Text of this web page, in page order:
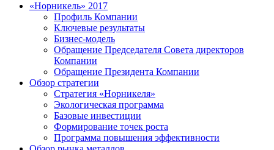
«Норникель» 2017
Профиль Компании
Ключевые результаты
Бизнес-модель
Обращение Председателя Совета директоров
Компании
Обращение Президента Компании
Обзор стратегии
Стратегия «Норникеля»
Экологическая программа
Базовые инвестиции
Формирование точек роста
Программа повышения эффективности